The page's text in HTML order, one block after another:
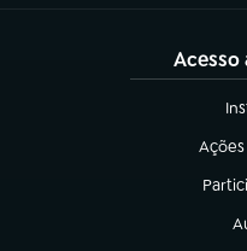
Acesso
(abre
(abre